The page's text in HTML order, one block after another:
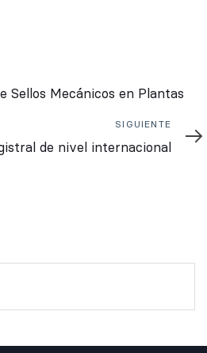
Sellos Mecánicos en Plantas
SIGUIENTE
de nivel internacional